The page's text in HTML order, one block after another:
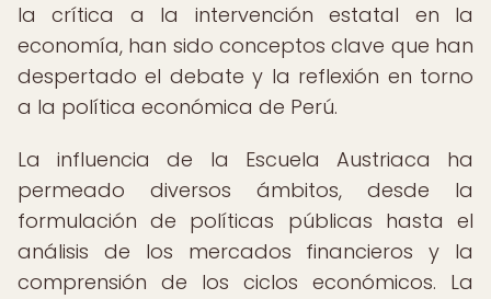
la crítica a la intervención estatal en la
economía, han sido conceptos clave que han
despertado el debate y la reflexión en torno
a la política económica de Perú.
La influencia de la Escuela Austriaca ha
permeado diversos ámbitos, desde la
formulación de políticas públicas hasta el
análisis de los mercados financieros y la
comprensión de los ciclos económicos. La